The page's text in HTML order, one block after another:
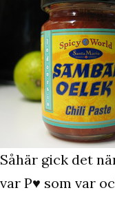
Såhär gick det
var P♥ som var